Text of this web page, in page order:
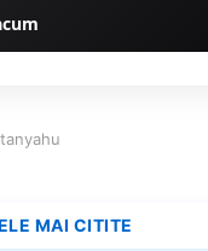
MAI CITITE